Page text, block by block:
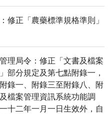
修正「農藥標準規格準則」
理局令：修正「文書及檔案
部分規定及第七點附錄一，
錄一、附錄三至附錄八、附
檔案管理資訊系統功能調
十二年一月一日生效外，自